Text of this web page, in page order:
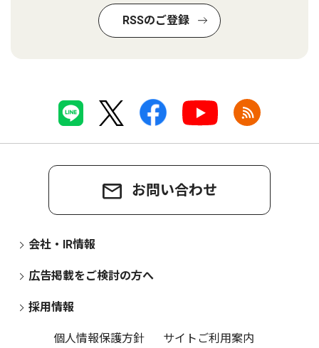
RSSのご登録
お問い合わせ
会社・IR情報
広告掲載をご検討の方へ
採用情報
個人情報保護方針
サイトご利用案内